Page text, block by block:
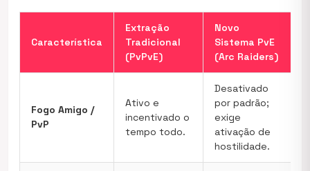
Característica
Extração
Tradicional
(PvPvE)
Novo
Sistema PvE
(Arc Raiders)
Fogo Amigo /
PvP
Ativo e
incentivado o
tempo todo.
Desativado
por padrão;
exige
ativação de
hostilidade.